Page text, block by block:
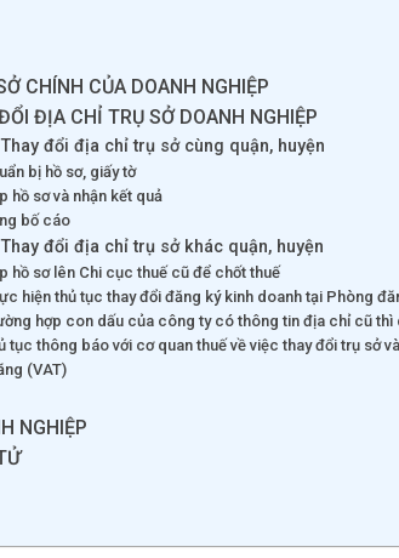
CHÍNH CỦA DOANH NGHIỆP
ĐỊA CHỈ TRỤ SỞ DOANH NGHIỆP
đổi địa chỉ trụ sở cùng quận, huyện
bị hồ sơ, giấy tờ
hồ sơ và nhận kết quả
bố cáo
đổi địa chỉ trụ sở khác quận, huyện
hồ sơ lên Chi cục thuế cũ để chốt thuế
hiện thủ tục thay đổi đăng ký kinh doanh tại Phòng
hợp con dấu của công ty có thông tin địa chỉ cũ thì
tục thông báo với cơ quan thuế về việc thay đổi trụ sở
(VAT)
NGHIỆP